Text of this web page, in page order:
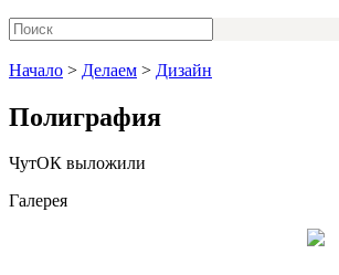
Начало > Делаем > Дизайн
Полиграфия
ЧутОК выложили
Галерея